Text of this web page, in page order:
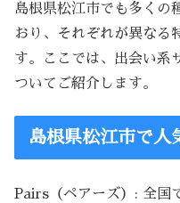
島根県松江市でも多くの
おり、それぞれが異なる
す。ここでは、出会い系
ついてご紹介します。
島根県松江市で人
Pairs（ペアーズ）: 全国